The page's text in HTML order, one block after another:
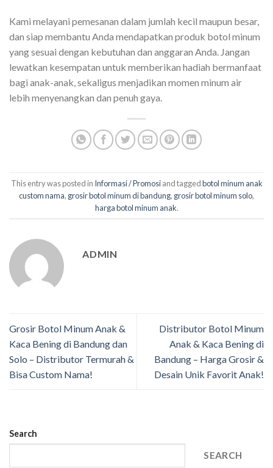
Kami melayani pemesanan dalam jumlah kecil maupun besar,
dan siap membantu Anda mendapatkan produk botol minum
yang sesuai dengan kebutuhan dan anggaran Anda. Jangan
lewatkan kesempatan untuk memberikan hadiah bermanfaat
bagi anak-anak, sekaligus menjadikan momen minum air
lebih menyenangkan dan penuh gaya.
This entry was posted in Informasi / Promosiand taggedbotol minum anak
custom nama, grosir botol minum di bandung, grosir botol minum solo,
harga botol minum anak.
ADMIN
Grosir Botol Minum Anak &
Kaca Bening di Bandung dan
Solo – Distributor Termurah &
Bisa Custom Nama!
Distributor Botol Minum
Anak & Kaca Bening di
Bandung – Harga Grosir &
Desain Unik Favorit Anak!
Search
SEARCH